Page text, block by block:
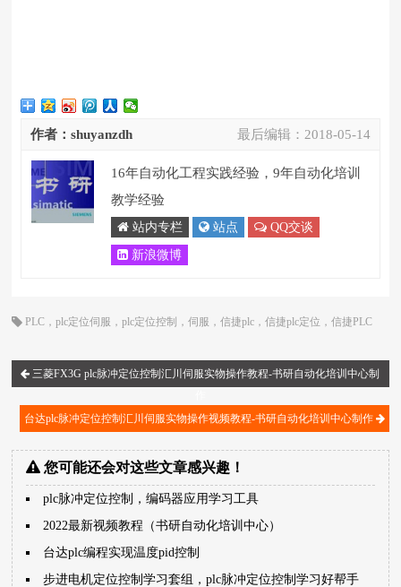
最后编辑： 2018-05-14
作者：shuyanzdh
16年自动化工程实践经验，9年自动化培训
教学经验
站内专栏 站点 QQ交谈
新浪微博
PLC ，plc定位伺服 ，plc定位控制 ，伺服 ，信捷plc ，信捷plc定位 ，信捷PLC
三菱FX3G plc脉冲定位控制汇川伺服实物操作教程-书研自动化培训中心制
台达plc脉冲定位控制汇川伺服实物操作视频教程-书研自动化培训中心制作
您可能还会对这些文章感兴趣！
plc脉冲定位控制，编码器应用学习工具
2022最新视频教程（书研自动化培训中心）
台达plc编程实现温度pid控制
步进电机定位控制学习套组，plc脉冲定位控制学习好帮手